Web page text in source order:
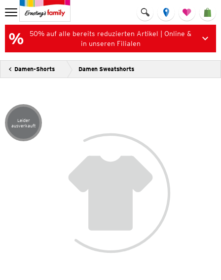
50% auf alle bereits reduzierten Artikel | Online &
in unseren Filialen
Damen-Shorts Damen Sweatshorts
Artikel leider ausverkauft
Leider
ausverkauft